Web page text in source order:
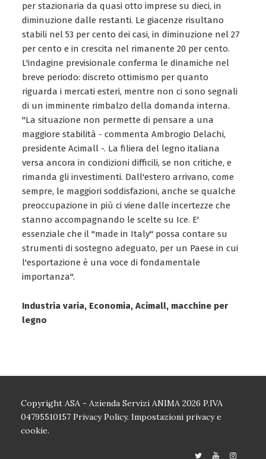
per stazionaria da quasi otto imprese su dieci, in
diminuzione dalle restanti. Le giacenze risultano
stabili nel 53 per cento dei casi, in diminuzione nel 27
per cento e in crescita nel rimanente 20 per cento.
L'indagine previsionale conferma le dinamiche nel
breve periodo: discreto ottimismo per quanto
riguarda i mercati esteri, mentre non ci sono segnali
di un imminente rimbalzo della domanda interna.
"La situazione non permette di pensare a una
maggiore stabilità - commenta Ambrogio Delachi,
presidente Acimall -. La filiera del legno italiana
versa ancora in condizioni difficili, se non critiche, e
rimanda gli investimenti. Dall'estero arrivano, come
sempre, le maggiori soddisfazioni, anche se qualche
preoccupazione in più ci viene dalle incertezze che
stanno accompagnando le scelte su Ice. E'
essenziale che il "made in Italy" possa contare su
strumenti di sostegno adeguato, per un Paese in cui
l'esportazione è una voce di fondamentale
importanza".
Industria varia, Economia, Acimall, macchine per
legno
Copyright ASA - Azienda Servizi ANIMA 2026 P.IVA
04795510157 Privacy Policy. Impostazioni privacy e
cookie.